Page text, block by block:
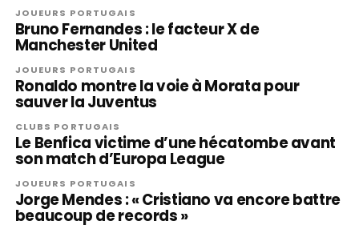
JOUEURS PORTUGAIS
Bruno Fernandes : le facteur X de
Manchester United
JOUEURS PORTUGAIS
Ronaldo montre la voie à Morata pour
sauver la Juventus
CLUBS PORTUGAIS
Le Benfica victime d’une hécatombe avant
son match d’Europa League
JOUEURS PORTUGAIS
Jorge Mendes : « Cristiano va encore battre
beaucoup de records »